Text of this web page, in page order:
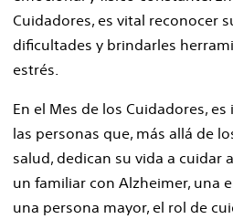
Cuidadores, es vital reconocer
dificultades y brindarles
estrés.
En el Mes de los Cuidadores,
las personas que, más allá de
salud, dedican su vida a cuidar
un familiar con Alzheimer, una
una persona mayor, el rol de